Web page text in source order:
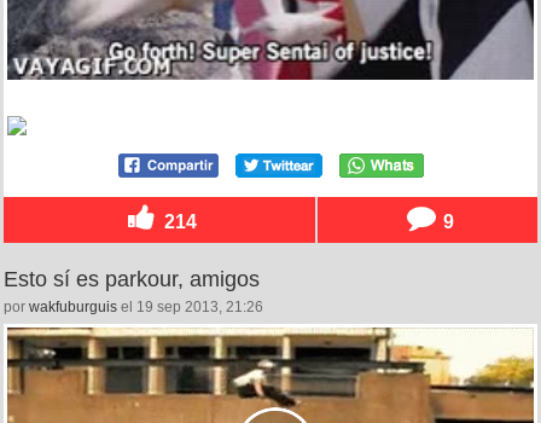
214 9
Esto sí es parkour, amigos
por wakfuburguis el 19 sep 2013, 21:26